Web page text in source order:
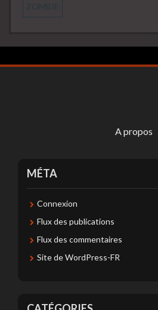
ZOMBIE
A propos
MÉTA
Connexion
Flux des publications
Flux des commentaires
Site de WordPress-FR